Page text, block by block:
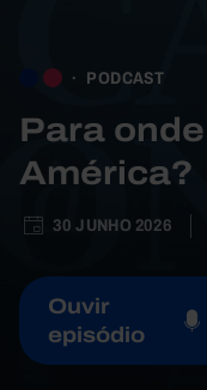
PODCAST
Para
América?
30 JUNHO 2026
Ouvir
episódio